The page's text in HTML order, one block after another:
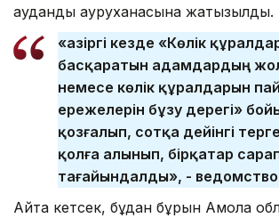
аудандық ауруханасына жатқызылды.
«Қазіргі кезде «Көлік
басқаратын адамдардың
немесе көлік құралдарын
ережелерін бұзу дерегі»
қозғалып, сотқа дейінгі
қолға алынып, бірқатар
тағайындалды», -
Айта кетсек, бұдан бұрын Ақмола